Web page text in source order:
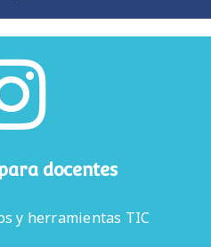
docentes
y herramientas TIC